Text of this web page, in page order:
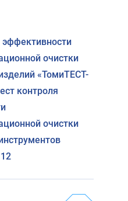
эффективности
очистки
«ТомиТЕСТ-
контроля
очистки